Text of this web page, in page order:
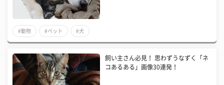
#動物 #ペット #犬
飼い主さん必見！ 思わずうなずく「ネ
コあるある」画像30連発！